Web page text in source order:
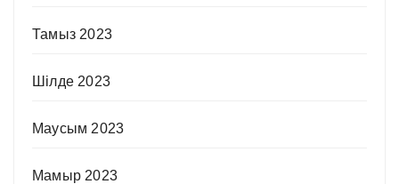
Тамыз 2023
Шілде 2023
Маусым 2023
Мамыр 2023